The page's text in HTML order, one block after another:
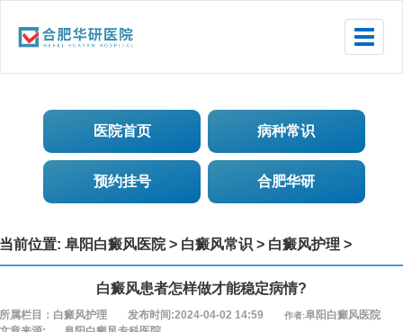
Toggle
医院首页 病种常识
预约挂号 合肥华研
当前位置:阜阳白癜风医院> 白癜风常识 > 白癜风护理 >
白癜风患者怎样做才能稳定病情?
所属栏目：白癜风护理 发布时间:2024-04-02 14:59 作者:阜阳白癜风医院